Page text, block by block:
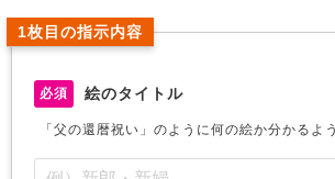
1枚目の指示内容
必須 絵のタイトル
「父の還暦祝い」のように何の絵か分かるよ